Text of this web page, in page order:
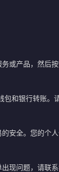
或产品，然后
和银行转账。
安全。您的个
现问题，请联